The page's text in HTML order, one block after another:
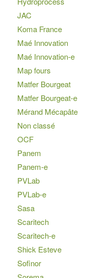
JAC
Koma France
Maé Innovation
Maé Innovation-e
Map fours
Matfer Bourgeat
Matfer Bourgeat-e
Mérand Mécapâte
Non classé
OCF
Panem
Panem-e
PVLab
PVLab-e
Sasa
Scaritech
Scaritech-e
Shick Esteve
Sofinor